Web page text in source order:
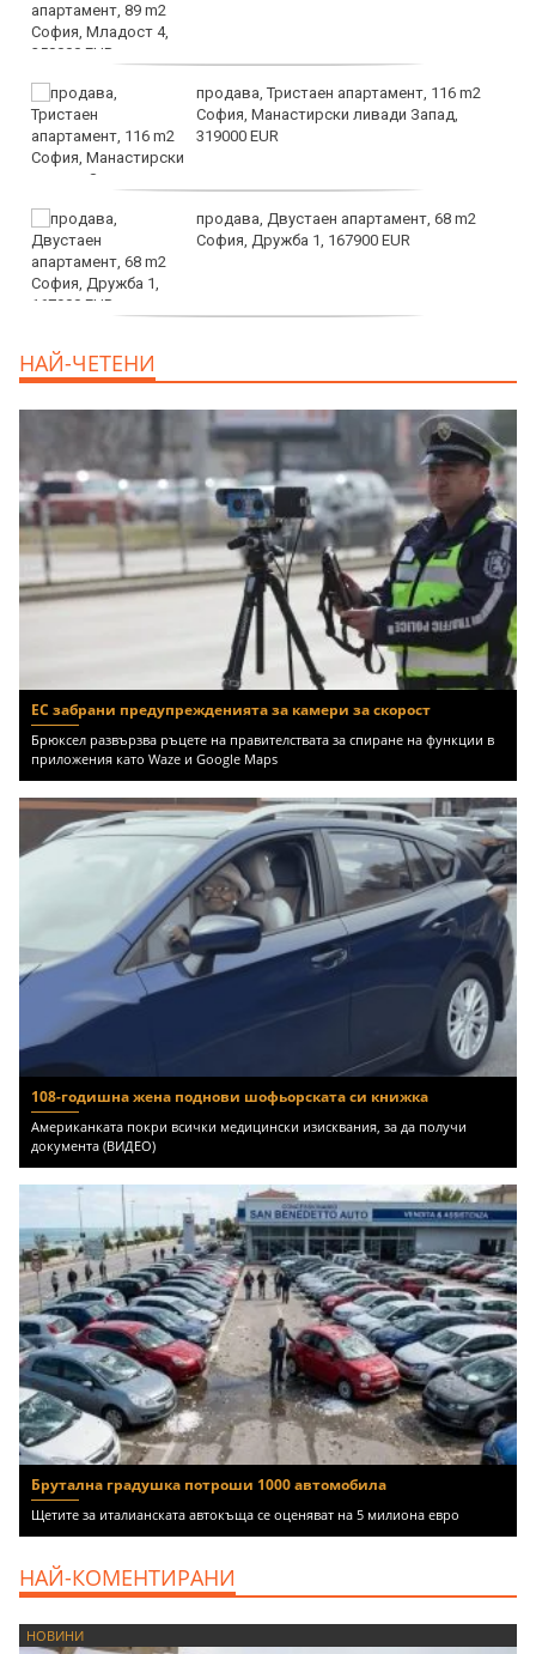
продава, Тристаен апартамент, 116 m2
София, Манастирски ливади Запад,
319000 EUR
продава, Двустаен апартамент, 68 m2
София, Дружба 1, 167900 EUR
НАЙ-ЧЕТЕНИ
ЕС забрани предупрежденията за камери за скорост
Брюксел развързва ръцете на правителствата за спиране на функции в
приложения като Waze и Google Maps
108-годишна жена поднови шофьорската си книжка
Американката покри всички медицински изисквания, за да получи
документа (ВИДЕО)
Брутална градушка потроши 1000 автомобила
Щетите за италианската автокъща се оценяват на 5 милиона евро
НАЙ-КОМЕНТИРАНИ
НОВИНИ